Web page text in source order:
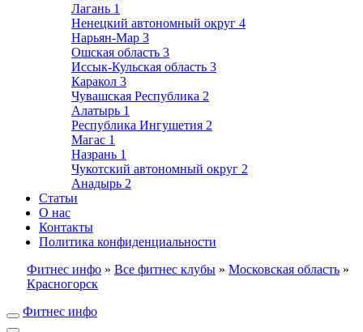
Лагань 1
Ненецкий автономный округ 4
Нарьян-Мар 3
Ошская область 3
Иссык-Кульская область 3
Каракол 3
Чувашская Республика 2
Алатырь 1
Республика Ингушетия 2
Магас 1
Назрань 1
Чукотский автономный округ 2
Анадырь 2
Статьи
О нас
Контакты
Политика конфиденциальности
Фитнес инфо » Все фитнес клубы » Московская область »
Красногорск
Фитнес инфо